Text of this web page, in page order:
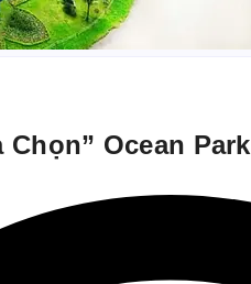
Ocean